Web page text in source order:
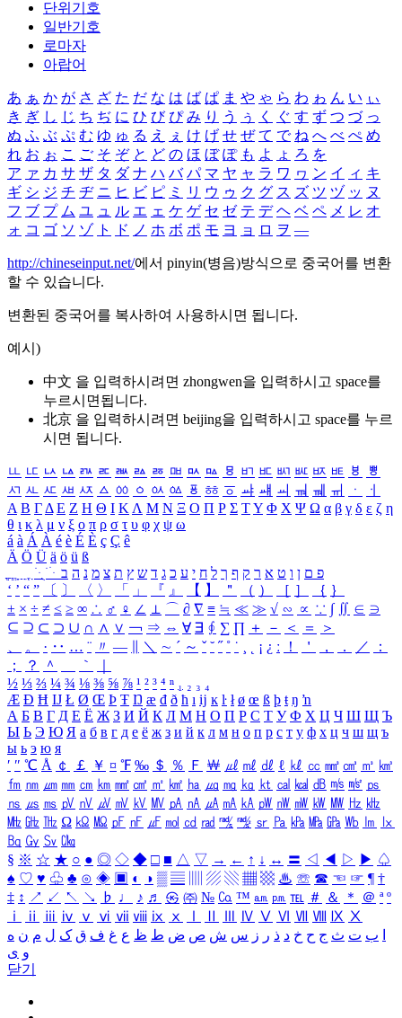
단위기호
일반기호
로마자
아랍어
あ ぁ か が さ ざ た だ な は ば ぱ ま や ゃ ら わ ゎ ん い ぃ
き ぎ し じ ち ぢ に ひ び ぴ み り う ぅ く ぐ す ず つ づ っ
ぬ ふ ぶ ぷ む ゆ ゅ る え ぇ け げ せ ぜ て で ね へ べ ぺ め
れ お ぉ こ ご そ ぞ と ど の ほ ぼ ぽ も よ ょ ろ を
ア ァ カ サ ザ タ ダ ナ ハ バ パ マ ヤ ャ ラ ワ ヮ ン イ ィ キ
ギ シ ジ チ ヂ ニ ヒ ビ ピ ミ リ ウ ゥ ク グ ス ズ ツ ヅ ッ ヌ
フ ブ プ ム ユ ュ ル エ ェ ケ ゲ セ ゼ テ デ ヘ ベ ペ メ レ オ
ォ コ ゴ ソ ゾ ト ド ノ ホ ボ ポ モ ヨ ョ ロ ヲ ―
http://chineseinput.net/에서 pinyin(병음)방식으로 중국어를 변환
할 수 있습니다.
변환된 중국어를 복사하여 사용하시면 됩니다.
예시)
中文 을 입력하시려면 zhongwen을 입력하시고 space를
누르시면됩니다.
北京 을 입력하시려면 beijing을 입력하시고 space를 누르
시면 됩니다.
ㅥ ㅦ ㅧ ㅨ ㅩ ㅪ ㅫ ㅬ ㅭ ㅮ ㅯ ㅰ ㅱ ㅲ ㅳ ㅴ ㅵ ㅶ ㅷ ㅸ
ㅹ
ㅺ ㅻ ㅼ ㅽ ㅾ ㅿ ㆀ ㆁ ㆂ ㆃ ㆄ ㆅ ㆆ ㆇ ㆈ ㆉ ㆊ ㆋ ㆌ ㆍ
ㆎ
Α Β ΓΔ Ε Ζ Η Θ Ι ΚΛ Μ Ν Ξ Ο Π Ρ Σ ΤΥ Φ Χ Ψ Ω α β γ δ ε ζ η
θ ι κ λ μ ν ξ ο π ρ σ τ υ φ χ ψ ω
á à Á À é è É È ç Ç ê
Ä Ö Ü ä ö ü ß
ִֶֹ ֻּ ׁׂ פ ם ן ו ט א ר ק ף ך ל ח י ע כ ג ד ש ץ ת צ מ נ ה ב
‘ ’ “ ” 〔 〕 〈 〉 「 」 『 』 【 】 ＂ （ ） ［ ］ ｛ ｝
± × ÷ ≠ ≤ ≥ ∞ ∴ ♂ ♀ ∠ ⊥ ⌒ ∂ ∇ ≡ ≒ ≪ ≫ √ ∽ ∝ ∵ ∫ ∬ ∈ ∋
⊆ ⊇ ⊂ ⊃ ∪ ∩ ∧ ∨ ￢ ⇒ ⇔ ∀ ∃ ∮ ∑ ∏ ＋ － ＜ ＝
＞
、
。 · ‥ … ¨ 〃 ― ＼ ∼ ´ ～ ˇ ˘ ˝ ˚ ˙ ¸ ¡ ¿ ː ！ ＇ ， ． ／
：
；
？ ＾ ｀
½ ⅓ ⅔ ¼ ¾ ⅛ ⅜ ⅝ ⅞ ¹ ² ³ ⁴ ⁿ ₁ ₂ ₃ ₄
Æ Ð Ħ Ĳ Ł Ø Œ Þ Ŧ Ŋ æ đ ð ħ ı ĳ ĸ ŀ ł ø œ ß þ ŧ ŋ ŉ
А Б В Г Д Е Ё Ж З И Й К Л М Н О П Р С Т У Ф Х Ц Ч Ш Щ Ъ
Ы Ь Э Ю Я а б в г д е ё ж з и й к л м н о п р с т у ф х ц ч ш щ ъ
ы ь э ю я
′ ″ ℃ Å ￠ ￡ ￥ ¤ ℉ ‰ ＄ ％ Ｆ ￦ ㎕ ㎖ ㎗ ℓ ㎘ ㏄ ㎣ ㎤ ㎥ ㎦
㎙ ㎚ ㎛ ㎜ ㎝ ㎞ ㎟ ㎠ ㎡ ㎢ ㏊ ㎍ ㎎ ㎏ ㏏ ㎈ ㎉ ㏈ ㎧ ㎨ ㎰
㎱ ㎲ ㎳ ㎴ ㎵ ㎶ ㎷ ㎸ ㎹ ㎀ ㎁ ㎂ ㎃ ㎄ ㎺ ㎻ ㎽ ㎾ ㎿ ㎐ ㎑
㎒ ㎓ ㎔ Ω ㏀ ㏁ ㎊ ㎋ ㎌ ㏖ ㏅ ㎭ ㎮ ㎯ ㏛ ㎩ ㎪ ㎫ ㎬ ㏝ ㏐
㏓
㏃ ㏉ ㏜ ㏆
§ ※ ☆ ★ ○ ● ◎ ◇ ◆ □ ■ △ ▽ → ← ↑ ↓ ↔ 〓 ◁ ◀ ▷ ▶ ♤
♠ ♡ ♥ ♧ ♣ ⊙ ◈ ▣ ◐ ◑ ▒ ▤ ▨ ▧ ▦ ▩ ♨ ☏ ☎ ☜ ☞ ¶ †
‡ ↕ ↗ ↙ ↖ ↘ ♭ ♩ ♪ ♬ ㉿ ㈜ № ㏇ ™ ㏂ ㏘ ℡ ＃ ＆ ＊ ＠ ª º
ⅰ
ⅱ ⅲ ⅳ ⅴ ⅵ ⅶ ⅷ ⅸ ⅹ Ⅳ Ⅴ Ⅵ Ⅶ Ⅷ Ⅸ Ⅹ
ب ت ث ج ح خ د ذ ر ز س ش ص ض ط ظ ع غ ف ق ک ل م ن ه
و ی
닫기